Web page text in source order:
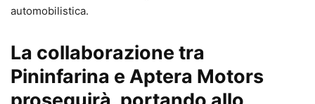
automobilistica.
La collaborazione tra
Pininfarina e Aptera Motors